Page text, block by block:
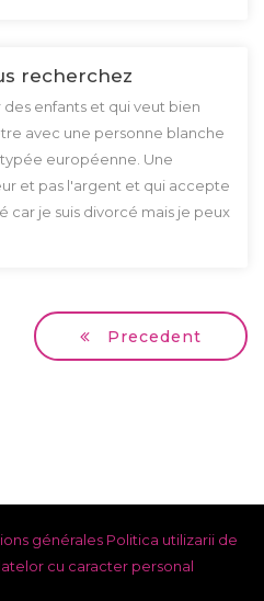
recherchez
enfants et qui veut bien
avec une personne blanche
européenne. Une
et pas l'argent et qui accepte
car je suis divorcé mais je peux
Precedent
générales Politica utilizarii de
cu caracter personal